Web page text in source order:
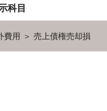
科目
用 ＞ 売上債権売却損